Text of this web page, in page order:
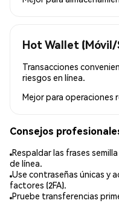
Hot Wallet
Transacciones
riesgos en línea.
Mejor para operaciones
Consejos
Respaldar las frases
de línea.
Use contraseñas únicas y
factores (2FA).
Pruebe transferencias